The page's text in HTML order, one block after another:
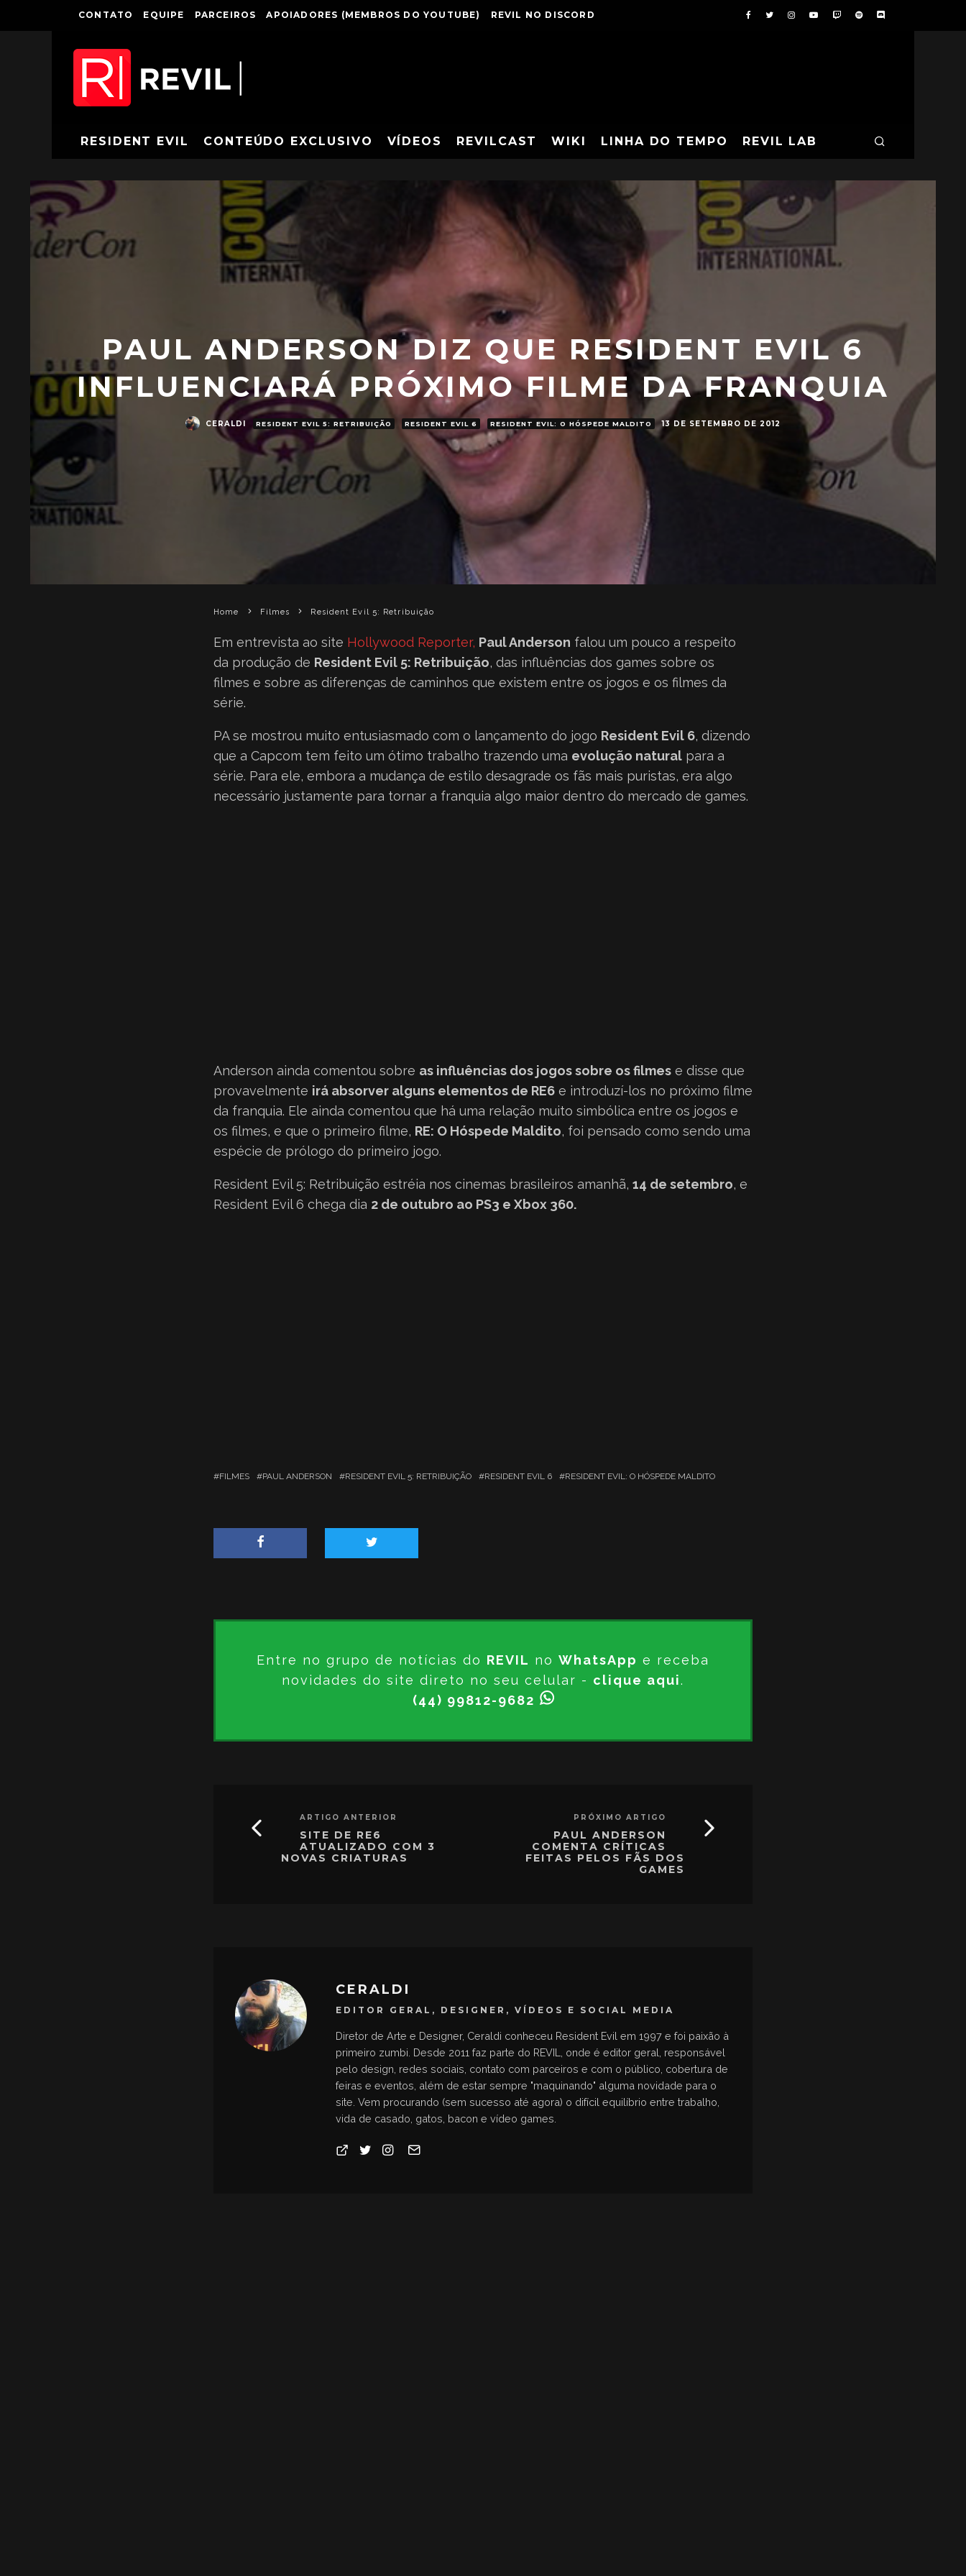
CONTATO EQUIPE PARCEIROS APOIADORES (MEMBROS DO YOUTUBE) REVIL NO DISCORD
RESIDENT EVIL CONTEÚDO EXCLUSIVO VÍDEOS REVILCAST WIKI LINHA DO TEMPO REVIL LAB
PAUL ANDERSON DIZ QUE RESIDENT EVIL 6
INFLUENCIARÁ PRÓXIMO FILME DA FRANQUIA
CERALDI RESIDENT EVIL 5: RETRIBUIÇÃO RESIDENT EVIL 6 RESIDENT EVIL: O HÓSPEDE MALDITO 13 DE SETEMBRO DE 2012
Home Filmes Resident Evil 5: Retribuição
Em entrevista ao site Hollywood Reporter, Paul Anderson falou um pouco a respeito
da produção de Resident Evil 5: Retribuição, das influências dos games sobre os
filmes e sobre as diferenças de caminhos que existem entre os jogos e os filmes da
série.
PA se mostrou muito entusiasmado com o lançamento do jogo Resident Evil 6, dizendo
que a Capcom tem feito um ótimo trabalho trazendo uma evolução natural para a
série. Para ele, embora a mudança de estilo desagrade os fãs mais puristas, era algo
necessário justamente para tornar a franquia algo maior dentro do mercado de games.
Anderson ainda comentou sobre as influências dos jogos sobre os filmes e disse que
provavelmente irá absorver alguns elementos de RE6 e introduzí-los no próximo filme
da franquia. Ele ainda comentou que há uma relação muito simbólica entre os jogos e
os filmes, e que o primeiro filme, RE: O Hóspede Maldito, foi pensado como sendo uma
espécie de prólogo do primeiro jogo.
Resident Evil 5: Retribuição estréia nos cinemas brasileiros amanhã, 14 de setembro, e
Resident Evil 6 chega dia 2 de outubro ao PS3 e Xbox 360.
FILMES PAUL ANDERSON RESIDENT EVIL 5: RETRIBUIÇÃO RESIDENT EVIL 6 RESIDENT EVIL: O HÓSPEDE MALDITO
Entre no grupo de notícias do REVIL no WhatsApp e receba
novidades do site direto no seu celular - clique aqui.
(44) 99812-9682
ARTIGO ANTERIOR
SITE DE RE6
ATUALIZADO COM 3
NOVAS CRIATURAS
PRÓXIMO ARTIGO
PAUL ANDERSON
COMENTA CRÍTICAS
FEITAS PELOS FÃS DOS
GAMES
CERALDI
EDITOR GERAL, DESIGNER, VÍDEOS E SOCIAL MEDIA
Diretor de Arte e Designer, Ceraldi conheceu Resident Evil em 1997 e foi paixão à
primeiro zumbi. Desde 2011 faz parte do REVIL, onde é editor geral, responsável
pelo design, redes sociais, contato com parceiros e com o público, cobertura de
feiras e eventos, além de estar sempre "maquinando" alguma novidade para o
site. Vem procurando (sem sucesso até agora) o difícil equilíbrio entre trabalho,
vida de casado, gatos, bacon e vídeo games.